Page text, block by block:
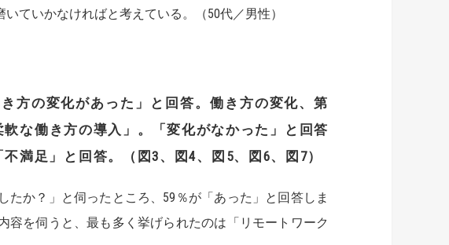
ていかなければと考えている。（50代／男性）
方の変化があった」と回答。働き方の変化、第
な働き方の導入」。「変化がなかった」と回答
不満足」と回答。（図3、図4、図 5、図 6、図 7）
たか？」と伺ったところ、59％が「あった」と回答しま
容を伺うと、最も多く挙げられたのは「リモートワーク